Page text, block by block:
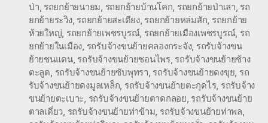
ป่า, รถยกย้ายนายม, รถยกย้ายบ้านโคก, รถยกย้ายป่าเลา, รถ
ยกย้ายระวิง, รถยกย้ายสะเดียง, รถยกย้ายหล่มสัก, รถยกย้าย
ห้วยใหญ่, รถยกย้ายเพชรบูรณ์, รถยกย้ายเมืองเพชรบูรณ์, รถ
ยกย้ายในเมือง, รถรับจ้างขนย้ายคลองกระจัง, รถรับจ้างขน
ย้ายชนแดน, รถรับจ้างขนย้ายชอนไพร, รถรับจ้างขนย้ายช้าง
ตะลูด, รถรับจ้างขนย้ายซับพุทรา, รถรับจ้างขนย้ายดงขุย, รถ
รับจ้างขนย้ายดงมูลเหล็ก, รถรับจ้างขนย้ายตะกุดไร, รถรับจ้าง
ขนย้ายตะเบาะ, รถรับจ้างขนย้ายตาดกลอย, รถรับจ้างขนย้าย
ตาลเดี่ยว, รถรับจ้างขนย้ายท่าข้าม, รถรับจ้างขนย้ายท่าพล,